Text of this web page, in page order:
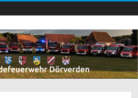
Dörverden
Direkt
zum
Inhalt
springen